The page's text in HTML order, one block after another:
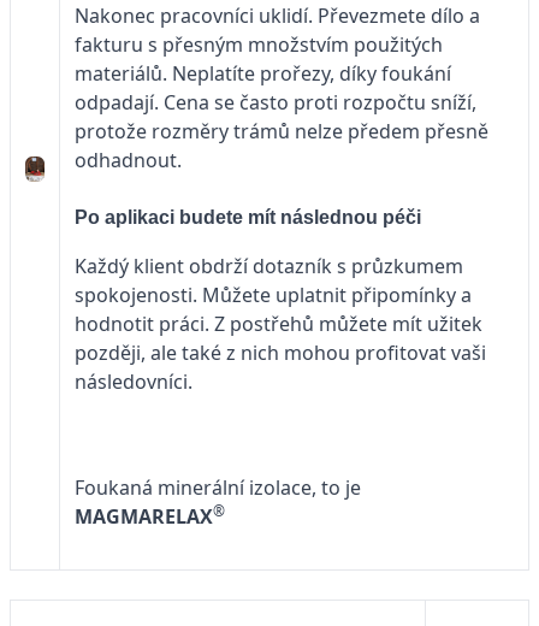
Nakonec pracovníci uklidí. Převezmete dílo a
fakturu s přesným množstvím použitých
materiálů. Neplatíte prořezy, díky foukání
odpadají. Cena se často proti rozpočtu sníží,
protože rozměry trámů nelze předem přesně
odhadnout.
Po aplikaci budete mít následnou péči
Každý klient obdrží dotazník s průzkumem
spokojenosti. Můžete uplatnit připomínky a
hodnotit práci. Z postřehů můžete mít užitek
později, ale také z nich mohou profitovat vaši
následovníci.
Foukaná minerální izolace, to je
MAGMARELAX®